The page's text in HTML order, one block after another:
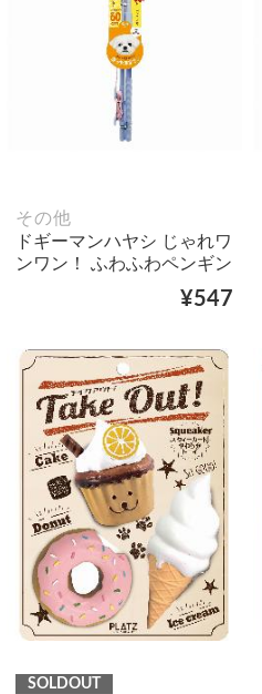
その他
ドギーマンハヤシ じゃれワ
ンワン！ ふわふわペンギン
¥547
SOLDOUT